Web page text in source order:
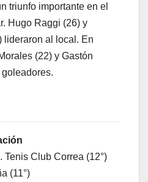
triunfo importante en el
Hugo Raggi (26) y
lideraron al local. En
(22) y Gastón
Tenis Club Correa (12°)
(11°)